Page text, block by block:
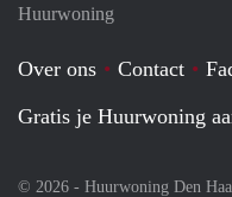
Huurwoning
Over ons Contact
Gratis je Huurwoning
© 2026 - Huurwoning Den